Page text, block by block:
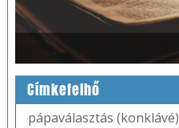
Címkefelhő
pápaválasztás (konklávé)